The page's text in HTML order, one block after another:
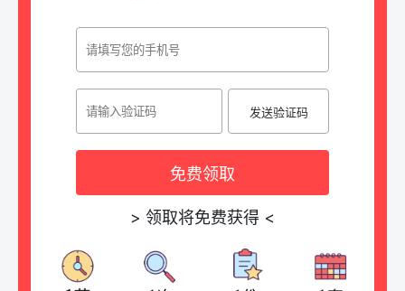
发送验证码
免费领取
> 领取将免费获得 <